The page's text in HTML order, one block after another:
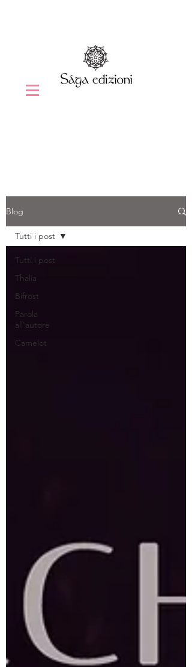
Blog
Tutti i post
Thalia
Bifrost
Parola
all'autore
Camelot
Tutti i post